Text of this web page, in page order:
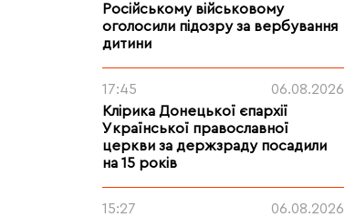
Російському військовому
оголосили підозру за вербування
дитини
17:45
06.08.2026
Клірика Донецької єпархії
Української православної
церкви за держзраду посадили
на 15 років
15:27
06.08.2026